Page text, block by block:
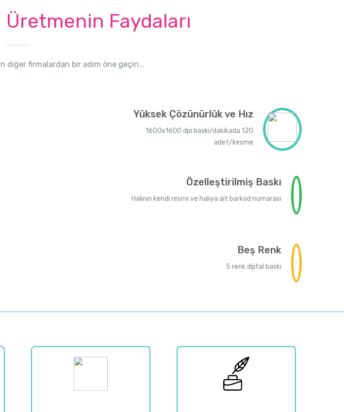
Üretmenin Faydaları
firmalardan bir adım öne geçin...
Yüksek Çözünürlük ve Hız
1600x1600 dpi baskı/dakikada 120
adet/kesme
Özelleştirilmiş Baskı
Halının kendi resmi ve halıya ait barkod numarası
Beş Renk
5 renk dijital baskı